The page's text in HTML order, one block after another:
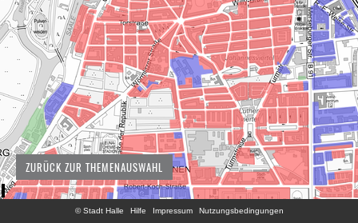
ZURÜCK ZUR THEMENAUSWAHL
© Stadt Halle Hilfe Impressum Nutzungsbedingungen